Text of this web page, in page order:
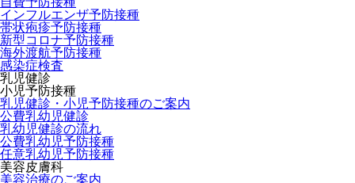
インフルエンザ予防接種
帯状疱疹予防接種
新型コロナ予防接種
海外渡航予防接種
感染症検査
乳児健診
小児予防接種
乳児健診・小児予防接種のご案内
公費乳幼児健診
乳幼児健診の流れ
公費乳幼児予防接種
任意乳幼児予防接種
美容皮膚科
美容治療のご案内